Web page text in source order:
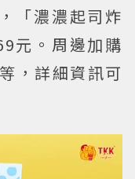
「濃濃起司炸
元。周邊加購
，詳細資訊可